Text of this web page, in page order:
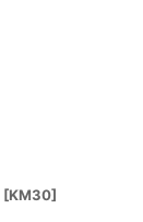
[KM30]